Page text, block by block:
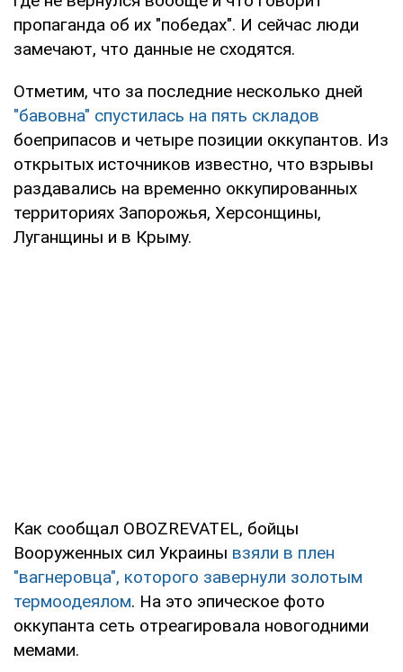
пропаганда об их "победах". И сейчас люди
замечают, что данные не сходятся.
Отметим, что за последние несколько дней
"бавовна" спустилась на пять складов
боеприпасов и четыре позиции оккупантов. Из
открытых источников известно, что взрывы
раздавались на временно оккупированных
территориях Запорожья, Херсонщины,
Луганщины и в Крыму.
Как сообщал OBOZREVATEL, бойцы
Вооруженных сил Украины взяли в плен
"вагнеровца", которого завернули золотым
термоодеялом. На это эпическое фото
оккупанта сеть отреагировала новогодними
мемами.